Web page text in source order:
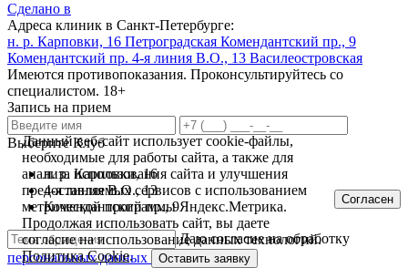
Сделано в
Адреса клиник в Санкт-Петербурге:
н. р. Карповки, 16 Петроградская Комендантский пр., 9
Комендантский пр. 4-я линия В.О., 13 Василеостровская
Имеются противопоказания. Проконсультируйтесь со
специалистом. 18+
Запись на прием
Выберите Клуб
н. р. Карповки, 16
4-я линия В.О., 13
Комендантский пр., 9
Даю согласие на обработку
персональных данных
Данный веб-сайт использует cookie-файлы,
необходимые для работы сайта, а также для
анализа использования сайта и улучшения
предоставляемых сервисов с использованием
метрической программы Яндекс.Метрика.
Продолжая использовать сайт, вы даете
согласие на использование данных технологий.
Политика Cookie.
Согласен